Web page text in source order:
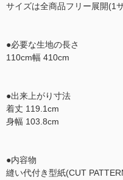
サイズは全商品フリー展開(1
●必要な生地の長さ
110cm幅 410cm
●出来上がり寸法
着丈 119.1cm
身幅 103.8cm
●内容物
縫い代付き型紙(CUT